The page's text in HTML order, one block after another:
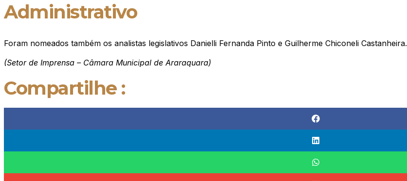
Administrativo
Foram nomeados também os analistas legislativos Danielli Fernanda Pinto e Guilherme Chiconeli Castanheira.
(Setor de Imprensa – Câmara Municipal de Araraquara)
Compartilhe :